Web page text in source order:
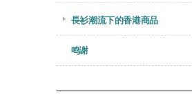
長衫潮流下的香港商品
鸣谢